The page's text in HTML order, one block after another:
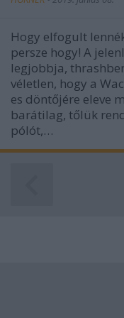
Hogy elfogult
persze hogy! A
legjobbja,
véletlen, hogy a
es döntőjére eleve
barátilag, tőlük
pólót,…